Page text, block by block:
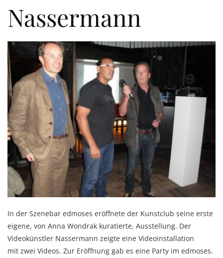
Nassermann
In der Szenebar edmoses eröffnete der Kunstclub seine erste
eigene, von Anna Wondrak kuratierte, Ausstellung. Der
Videokünstler Nassermann zeigte eine Videoinstallation
mit zwei Videos. Zur Eröffnung gab es eine Party im edmoses.